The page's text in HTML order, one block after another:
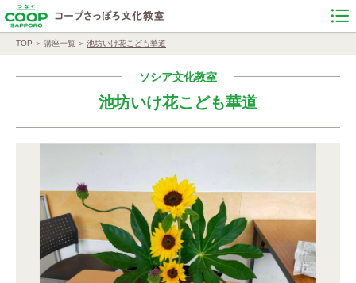
TOP 講座一覧 池坊いけ花こども華道
ソシア文化教室
池坊いけ花こども華道